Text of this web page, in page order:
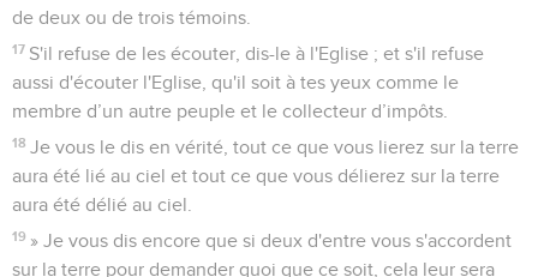
de deux ou de trois témoins.
17 S'il refuse de les écouter, dis-le à l'Eglise ; et s'il refuse
aussi d'écouter l'Eglise, qu'il soit à tes yeux comme le
membre d’un autre peuple et le collecteur d’impôts.
18 Je vous le dis en vérité, tout ce que vous lierez sur la terre
aura été lié au ciel et tout ce que vous délierez sur la terre
aura été délié au ciel.
19 » Je vous dis encore que si deux d'entre vous s'accordent
sur la terre pour demander quoi que ce soit, cela leur sera